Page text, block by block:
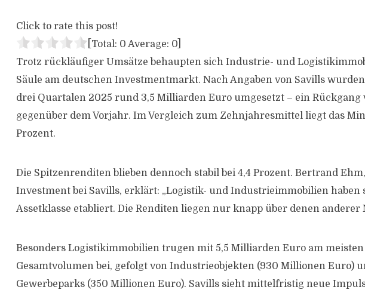
Click to rate this post!
[Total: 0 Average: 0
Trotz rückläufiger Umsätze behaupten sich Industrie- und
Säule am deutschen Investmentmarkt. Nach Angaben von Savills
drei Quartalen 2025 rund 3,5 Milliarden Euro umgesetzt – ein Rückgang
gegenüber dem Vorjahr. Im Vergleich zum Zehnjahresmittel liegt das
Prozent.
Die Spitzenrenditen blieben dennoch stabil bei 4,4 Prozent. Bertrand
Investment bei Savills, erklärt: „Logistik- und Industrieimmobilien haben
Assetklasse etabliert. Die Renditen liegen nur knapp über denen anderer
Besonders Logistikimmobilien trugen mit 5,5 Milliarden Euro am
Gesamtvolumen bei, gefolgt von Industrieobjekten (930 Millionen Euro)
Gewerbeparks (350 Millionen Euro). Savills sieht mittelfristig neue